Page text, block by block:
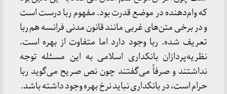
که وام‌دهنده در موضع قدرت بود. مفهوم ربا درست است
و در برخی متن‌های غربی مانند قانون مدنی فرانسه هم ربا
تعریف شده. ربا وجود دارد اما متفاوت از بهره است.
نظریه‌پردازان بانکداری اسلامی به این مسئله توجه
نداشتند و صرفاً می‌گفتند چون نص صریح می‌گوید ربا
حرام است، در بانکداری نباید نرخ بهره وجود داشته باشد.